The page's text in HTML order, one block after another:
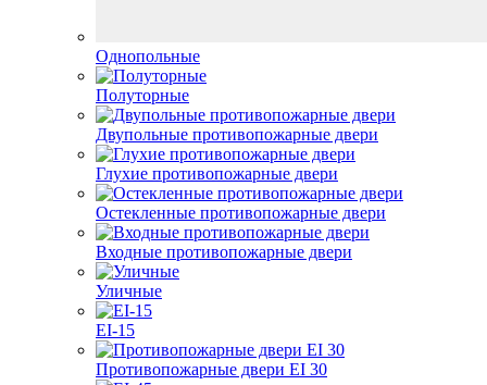
Однопольные
Полуторные
Двупольные противопожарные двери
Глухие противопожарные двери
Остекленные противопожарные двери
Входные противопожарные двери
Уличные
EI-15
Противопожарные двери EI 30